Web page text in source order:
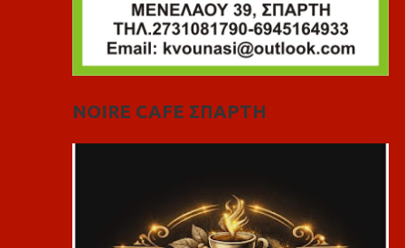
NOIRE CAFE ΣΠΑΡΤΗ